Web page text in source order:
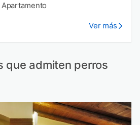
Ver más
que admiten perros